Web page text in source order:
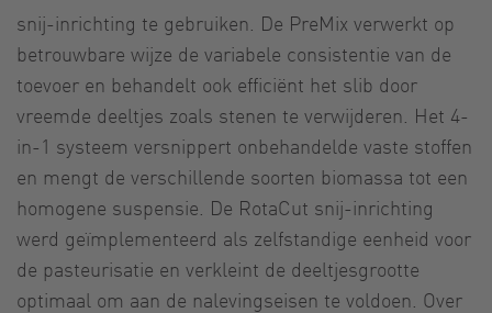
snij-inrichting te gebruiken. De PreMix verwerkt op
betrouwbare wijze de variabele consistentie van de
toevoer en behandelt ook efficiënt het slib door
vreemde deeltjes zoals stenen te verwijderen. Het 4-
in-1 systeem versnippert onbehandelde vaste stoffen
en mengt de verschillende soorten biomassa tot een
homogene suspensie. De RotaCut snij-inrichting
werd geïmplementeerd als zelfstandige eenheid voor
de pasteurisatie en verkleint de deeltjesgrootte
optimaal om aan de nalevingseisen te voldoen. Over